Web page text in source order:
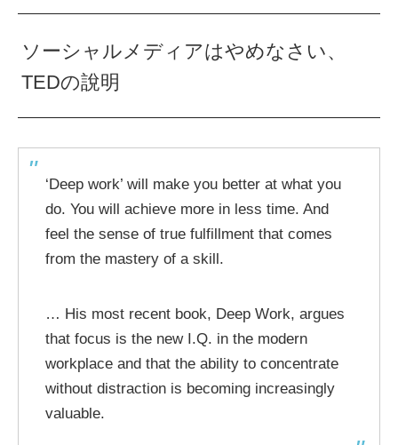
ソーシャルメディアはやめなさい、
TEDの說明
‘Deep work’ will make you better at what you
do. You will achieve more in less time. And
feel the sense of true fulfillment that comes
from the mastery of a skill.
… His most recent book, Deep Work, argues
that focus is the new I.Q. in the modern
workplace and that the ability to concentrate
without distraction is becoming increasingly
valuable.